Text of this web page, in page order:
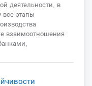
деятельности, в
все этапы
взаимоотношения